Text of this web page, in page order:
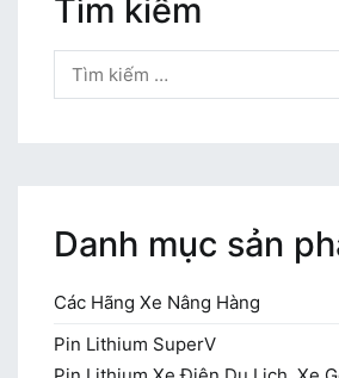
Tìm kiếm
kiếm
cho:
Danh mục sản
Các Hãng Xe Nâng Hàng
Pin Lithium SuperV